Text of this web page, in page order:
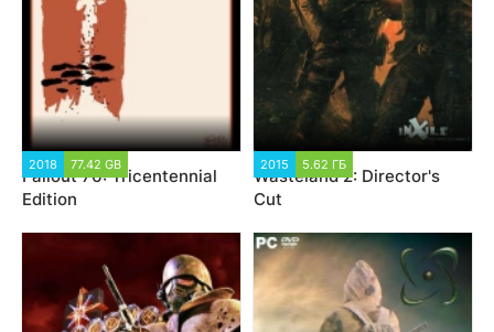
2018 77.42 GB
Fallout 76: Tricentennial
Edition
2015 5.62 ГБ
Wasteland 2: Director's
Cut